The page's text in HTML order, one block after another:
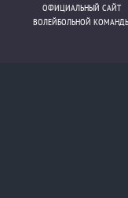
ОФИЦИАЛЬНЫЙ САЙТ
ВОЛЕЙБОЛЬНОЙ